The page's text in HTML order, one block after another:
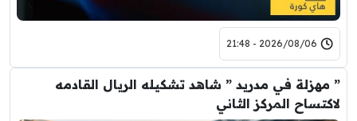
2026/08/06 - 21:48
” مهزلة في مدريد ” شاهد تشكيله الريال القادمه
لاكتساح المركز الثاني